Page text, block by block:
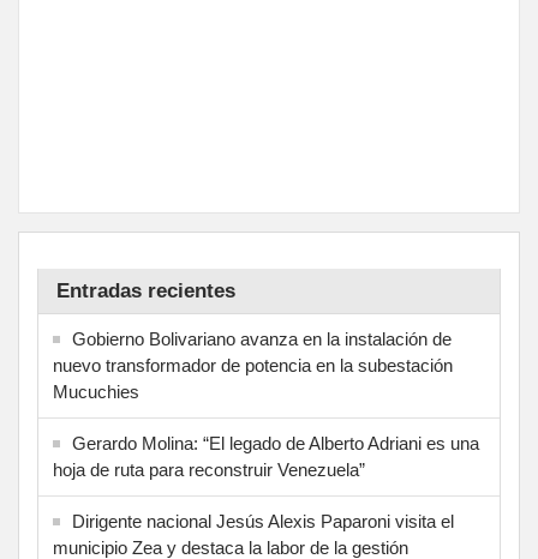
Entradas recientes
Gobierno Bolivariano avanza en la instalación de
nuevo transformador de potencia en la subestación
Mucuchies
Gerardo Molina: “El legado de Alberto Adriani es una
hoja de ruta para reconstruir Venezuela”
Dirigente nacional Jesús Alexis Paparoni visita el
municipio Zea y destaca la labor de la gestión